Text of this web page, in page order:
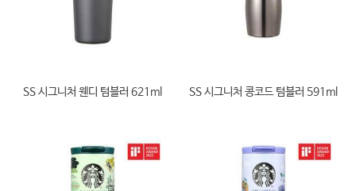
SS 시그니처 웬디 텀블러 621ml SS 시그니처 콩코드 텀블러 591ml